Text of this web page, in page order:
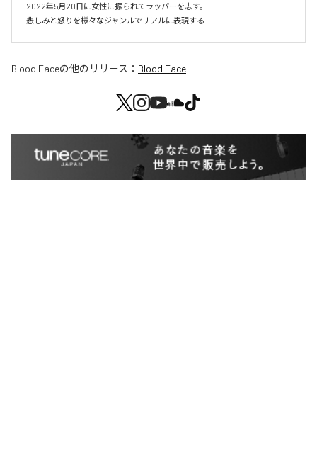
2022年5月20日に女性に振られてラッパーを志す。
悲しみと怒りを様々なジャンルでリアルに表現する
Blood Faceの他のリリース： Blood Face